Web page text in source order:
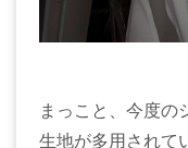
まっこと、今度の
生地が多用されて